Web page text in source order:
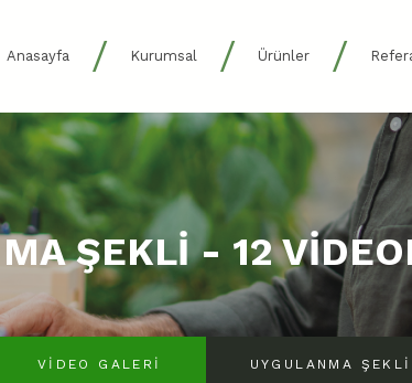
Anasayfa / Kurumsal / Ürünler /
ŞEKLI - 12
VIDEO GALERI UYGULANMA